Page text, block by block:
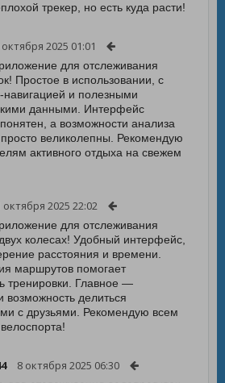
трекер, но есть куда расти!
2025 01:01
для отслеживания
Простое в использовании, с
навигацией и полезными
данными. Интерфейс
а возможности анализа
великолепны. Рекомендую
активного отдыха на свежем
октября 2025 22:02
для отслеживания
колесах! Удобный интерфейс,
расстояния и времени.
маршрутов помогает
тренировки. Главное —
возможность делиться
с друзьями. Рекомендую всем
8 октября 2025 06:30